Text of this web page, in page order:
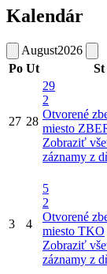
Kalendár
August2026
Po Ut St
27 28
29
2
Otvorené
miesto
Zobraziť
záznamy z
3 4
5
2
Otvorené
miesto TKO
Zobraziť
záznamy z